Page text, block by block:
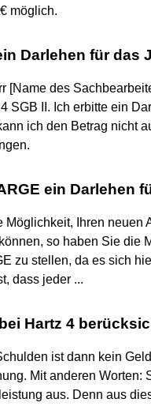
möglich.
Darlehen für das
[Name des
SGB II. Ich erbitte ein
ich den Betrag nicht
ein Darlehen
Möglichkeit, Ihren neuen
so haben Sie die
zu stellen, da es sich
dass jeder ...
Hartz 4
ist dann kein
Mit anderen Worten:
aus. Denn aus